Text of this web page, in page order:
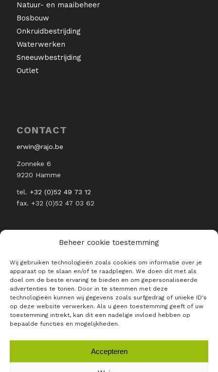
Beheer cookie toestemming
Wij gebruiken technologieën zoals cookies om informatie over je
apparaat op te slaan en/of te raadplegen. We doen dit met als
doel om de beste ervaring te bieden en om gepersonaliseerde
advertenties te tonen. Door in te stemmen met deze
technologieën kunnen wij gegevens zoals surfgedrag of unieke ID's
op deze website verwerken. Als u geen toestemming geeft of uw
toestemming intrekt, kan dit een nadelige invloed hebben op
bepaalde functies en mogelijkheden.
Accepteren
Natuur- en maaibeheer
Bosbouw
Onkruidbestrijding
Waterwerken
Sneeuwbestrijding
Outlet
CONTACT
erwin@rajo.be
Zonneke 6
9220 Hamme
tel. +32 (0)52 49 73 12
fax. +32 (0)52 47 03 62
BLIJF OP DE HOOGTE VAN ALLE
RAJO NIEUWTJES
E-mailadres *